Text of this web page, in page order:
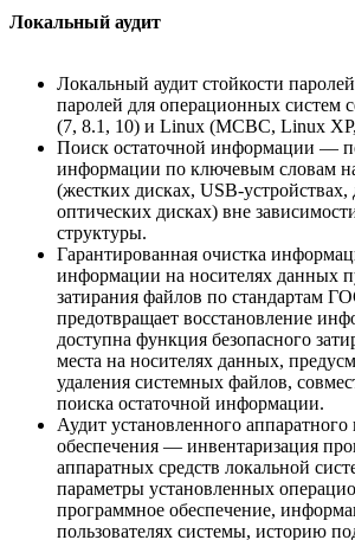
Локальный аудит
Локальный аудит стойкости
паролей для операционных систем
(7, 8.1, 10) и Linux (МСВС, Linux
Поиск остаточной информации —
информации по ключевым словам
(жестких дисках, USB-устройствах,
оптических дисках) вне
структуры.
Гарантированная очистка
информации на носителях данных
затирания файлов по стандартам
предотвращает восстановление
доступна функция безопасного
места на носителях данных,
удаления системных файлов,
поиска остаточной информации.
Аудит установленного
обеспечения — инвентаризация
аппаратных средств локальной
параметры установленных
программное обеспечение,
пользователях системы, историю